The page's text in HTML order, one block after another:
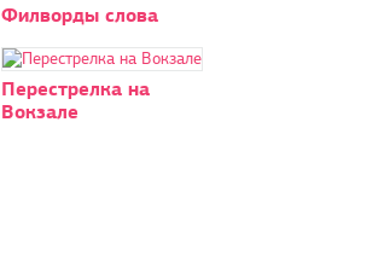
Филворды слова
Перестрелка на
Вокзале